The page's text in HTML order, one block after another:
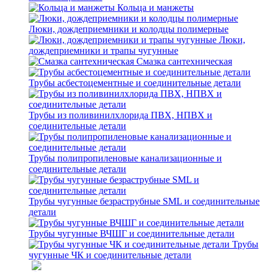
Кольца и манжеты
Люки, дождеприемники и колодцы полимерные
Люки,
дождеприемники и трапы чугунные
Смазка сантехническая
Трубы асбестоцементные и соединительные детали
Трубы из поливинилхлорида ПВХ, НПВХ и
соединительные детали
Трубы полипропиленовые канализационные и
соединительные детали
Трубы чугунные безраструбные SML и соединительные
детали
Трубы чугунные ВЧШГ и соединительные детали
Трубы
чугунные ЧК и соединительные детали